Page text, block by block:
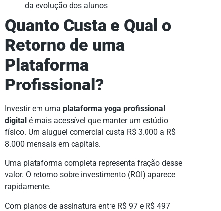
da evolução dos alunos
Quanto Custa e Qual o
Retorno de uma
Plataforma
Profissional?
Investir em uma plataforma yoga profissional
digital é mais acessível que manter um estúdio
físico. Um aluguel comercial custa R$ 3.000 a R$
8.000 mensais em capitais.
Uma plataforma completa representa fração desse
valor. O retorno sobre investimento (ROI) aparece
rapidamente.
Com planos de assinatura entre R$ 97 e R$ 497